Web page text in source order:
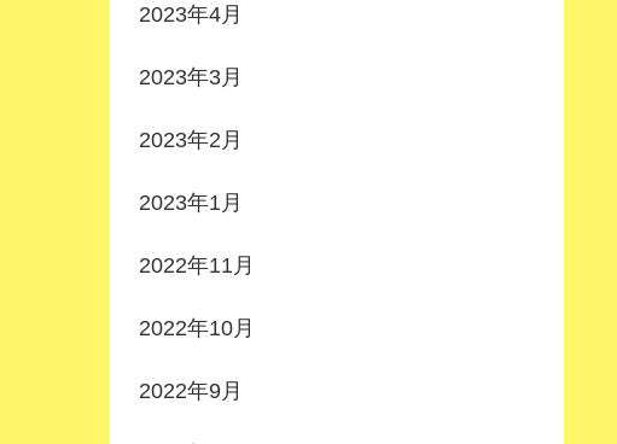
2023年4月
2023年3月
2023年2月
2023年1月
2022年11月
2022年10月
2022年9月